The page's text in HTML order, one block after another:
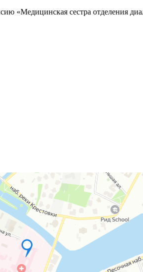
«Медицинская сестра отделения